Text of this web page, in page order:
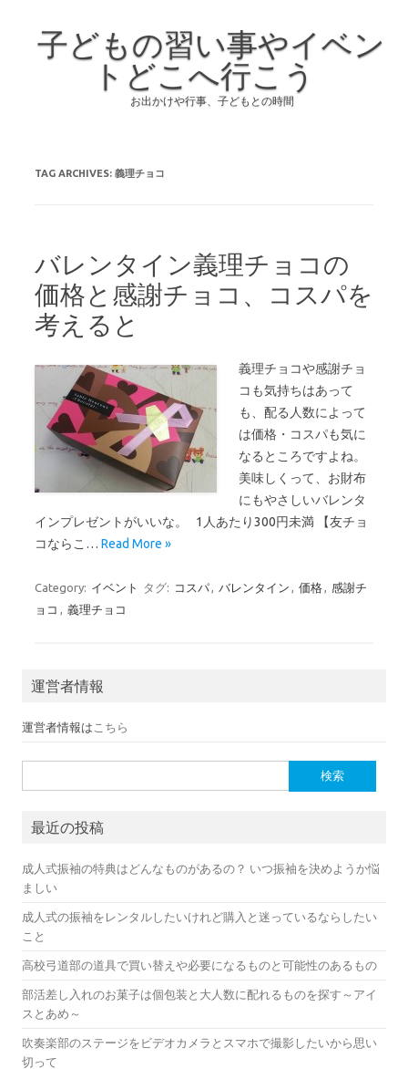
子どもの習い事やイベン
トどこへ行こう
お出かけや行事、子どもとの時間
TAG ARCHIVES: 義理チョコ
バレンタイン義理チョコの
価格と感謝チョコ、コスパを
考えると
義理チョコや感謝チョ
コも気持ちはあって
も、配る人数によって
は価格・コスパも気に
なるところですよね。
美味しくって、お財布
にもやさしいバレンタ
インプレゼントがいいな。 1人あたり300円未満 【友チョ
コならこ… Read More »
Category: イベント タグ: コスパ, バレンタイン , 価格, 感謝チ
ョコ , 義理チョコ
運営者情報
運営者情報は こちら
最近の投稿
成人式振袖の特典はどんなものがあるの？ いつ振袖を決めようか悩
ましい
成人式の振袖をレンタルしたいけれど購入と迷っているならしたい
こと
高校弓道部の道具で買い替えや必要になるものと可能性のあるもの
部活差し入れのお菓子は個包装と大人数に配れるものを探す～アイ
スとあめ～
吹奏楽部のステージをビデオカメラとスマホで撮影したいから思い
切って